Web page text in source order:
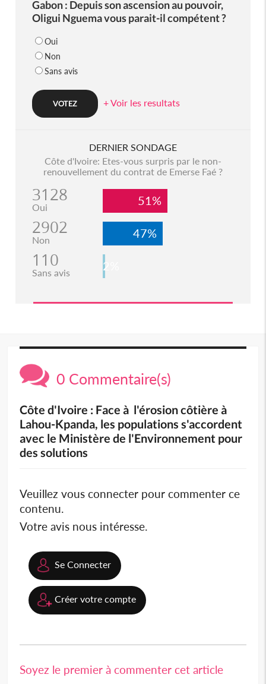
Gabon : Depuis son ascension au pouvoir,
Oligui Nguema vous parait-il compétent ?
Oui
Non
Sans avis
+ Voir les resultats
DERNIER SONDAGE
Côte d'Ivoire: Etes-vous surpris par le non-
renouvellement du contrat de Emerse Faé ?
3128
Oui 51%
2902
Non 47%
110
Sans avis 2%
0 Commentaire(s)
Côte d'Ivoire : Face à l'érosion côtière à
Lahou-Kpanda, les populations s'accordent
avec le Ministère de l'Environnement pour
des solutions
Veuillez vous connecter pour commenter ce
contenu.
Votre avis nous intéresse.
Se Connecter
Créer votre compte
Soyez le premier à commenter cet article